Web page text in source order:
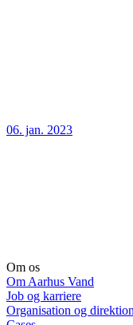
06. jan. 2023
Om os
Om Aarhus Vand
Job og karriere
Organisation og direktion